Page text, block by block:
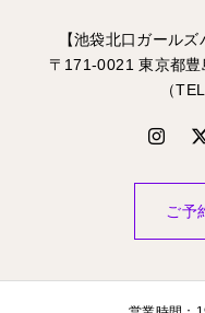
【池袋北口ガール
〒171-0021 東京都
（
ご予